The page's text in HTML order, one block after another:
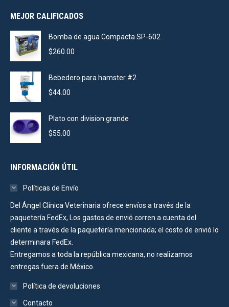
$105.00.
MEJOR CALIFICADOS
Bomba de agua Compacta SP-602
$260.00
Bebedero para hamster #2
$44.00
Plato con division grande
$55.00
INFORMACIÓN ÚTIL
Políticas de Envío
Del Ángel Clínica Veterinaria ofrece envíos a través de la
paquetería FedEx, Los gastos de envió corren a cuenta del
cliente a través de la paquetería mencionada; el costo de envió lo
determinara FedEx.
Entregamos a toda la república mexicana, no realizamos
entregas fuera de México.
Política de devoluciones
Contacto